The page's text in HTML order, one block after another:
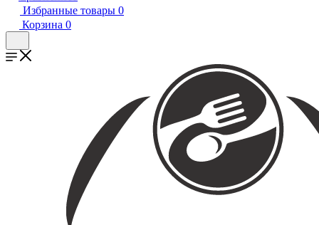
Избранные товары 0
Корзина 0